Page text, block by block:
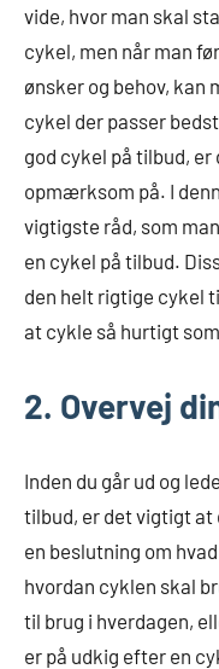
vide, hvor man skal
cykel, men når man
ønsker og behov, kan
cykel der passer
god cykel på tilbud,
opmærksom på. I
vigtigste råd, som
en cykel på tilbud.
den helt rigtige cykel
at cykle så hurtigt
2. Overvej
Inden du går ud og
tilbud, er det vigtigt at
en beslutning om
hvordan cyklen skal
til brug i hverdagen,
er på udkig efter en